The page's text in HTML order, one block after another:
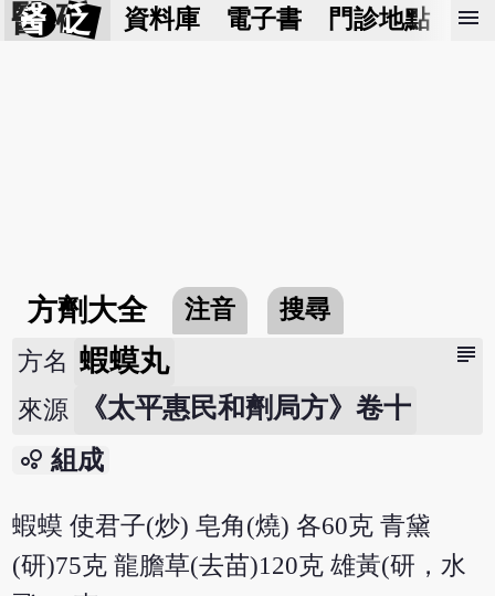
醫 砭 資料庫 電子書 門診地點 預
menu
方劑大全 注音 搜尋
subject
方名 蝦蟆丸
來源 《太平惠民和劑局方》卷十
bubble_chart 組成
蝦蟆 使君子(炒) 皂角(燒) 各60克 青黛
(研)75克 龍膽草(去苗)120克 雄黃(研，水